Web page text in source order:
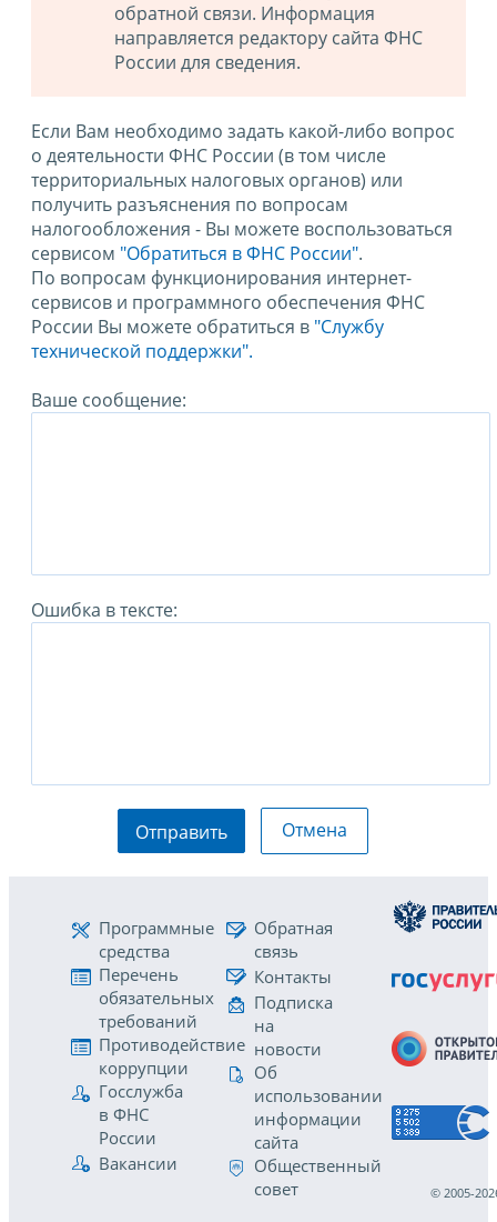
обратной связи. Информация
направляется редактору сайта ФНС
России для сведения.
Если Вам необходимо задать какой-либо вопрос
о деятельности ФНС России (в том числе
территориальных налоговых органов) или
получить разъяснения по вопросам
налогообложения - Вы можете воспользоваться
сервисом "Обратиться в ФНС России".
По вопросам функционирования интернет-
сервисов и программного обеспечения ФНС
России Вы можете обратиться в "Службу
технической поддержки".
Ваше сообщение:
Ошибка в тексте:
Отправить Отмена
Программные
средства
Перечень
обязательных
требований
Противодействие
коррупции
Госслужба
в ФНС
России
Вакансии
Обратная
связь
Контакты
Подписка
на
новости
Об
использовании
информации
сайта
Общественный
совет
© 2005-